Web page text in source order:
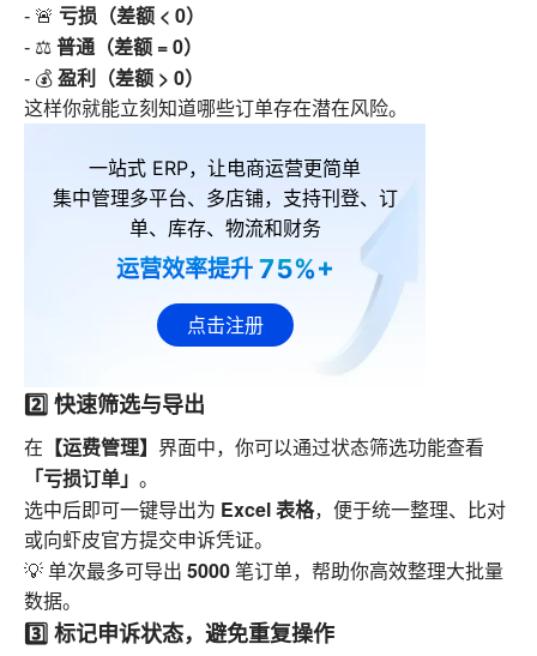
- 🚨 亏损（差额 < 0）
- ⚖️ 普通（差额 = 0）
- 💰 盈利（差额 > 0）
这样你就能立刻知道哪些订单存在潜在风险。
一站式 ERP，让电商运营更简单
集中管理多平台、多店铺，支持刊登、订
单、库存、物流和财务
运营效率提升 75%+
点击注册
2️⃣ 快速筛选与导出
在 【运费管理】 界面中，你可以通过状态筛选功能查看
「亏损订单」 。
选中后即可一键导出为 Excel 表格，便于统一整理、比对
或向虾皮官方提交申诉凭证。
💡 单次最多可导出 5000 笔订单，帮助你高效整理大批量
数据。
3️⃣ 标记申诉状态，避免重复操作